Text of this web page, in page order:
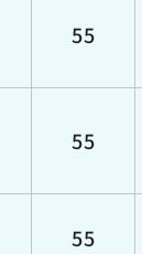
55
55
55